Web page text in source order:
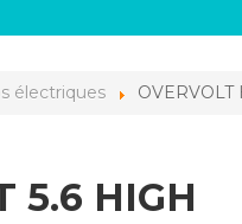
électriques OVERVOLT
5.6 HIGH